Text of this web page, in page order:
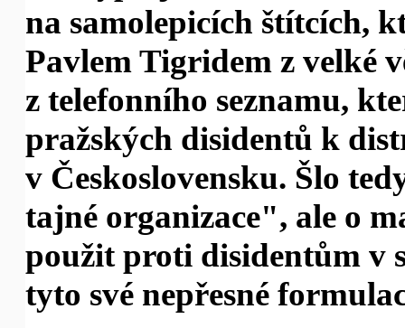
na samolepicích štítcích,
Pavlem Tigridem z velké
z telefonního seznamu,
pražských disidentů k
v Československu. Šlo
tajné organizace", ale o
použit proti disidentům v
tyto své nepřesné